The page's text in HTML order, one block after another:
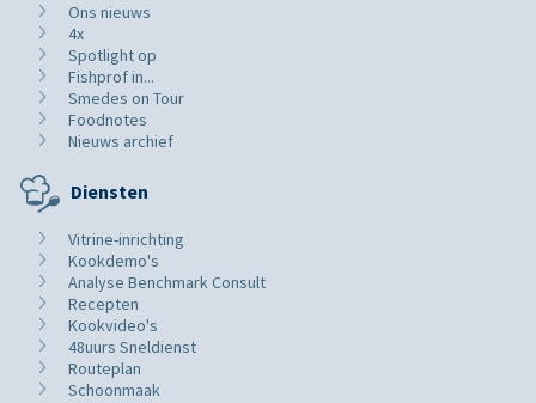
Ons nieuws
4x
Spotlight op
Fishprof in...
Smedes on Tour
Foodnotes
Nieuws archief
Diensten
Vitrine-inrichting
Kookdemo's
Analyse Benchmark Consult
Recepten
Kookvideo's
48uurs Sneldienst
Routeplan
Schoonmaak